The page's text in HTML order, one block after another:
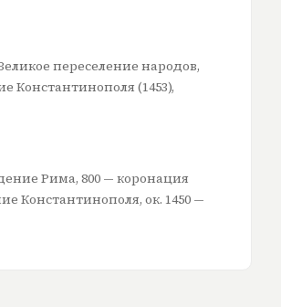
переселение народов,
Константинополя (1453),
Рима, 800 — коронация
Константинополя, ок. 1450 —